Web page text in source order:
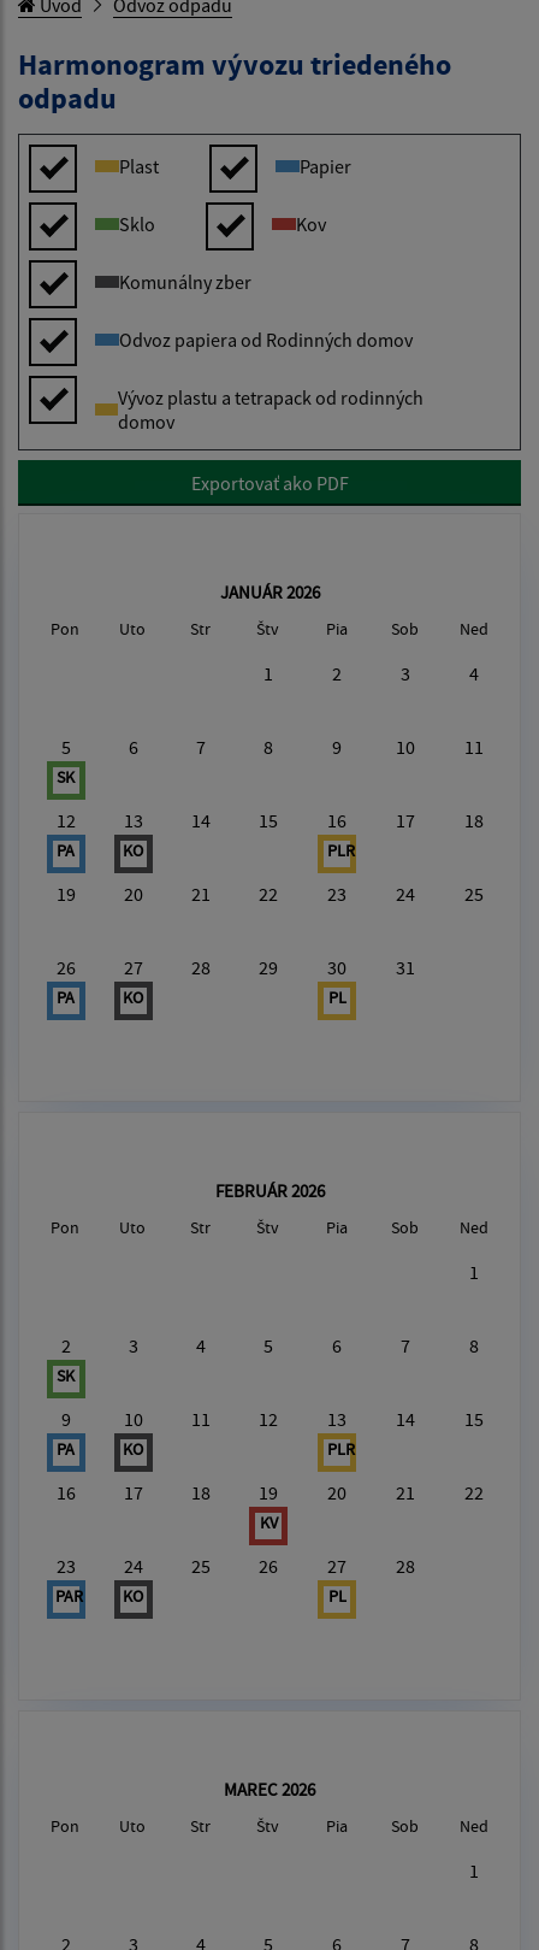
Harmonogram vývozu triedeného
odpadu
Plast Papier
Sklo Kov
Komunálny zber
Odvoz papiera od Rodinných domov
Vývoz plastu a tetrapack od rodinných
domov
Exportovať ako PDF
JANUÁR 2026
Pon Uto Str Štv Pia Sob Ned
1 2 3 4
5
SK
6 7 8 9 10 11
12
PA
13
KO
14 15 16
PLR
17 18
19 20 21 22 23 24 25
26
PA
27
KO
28 29 30
PL
31
FEBRUÁR 2026
Pon Uto Str Štv Pia Sob Ned
1
2
SK
3 4 5 6 7 8
9
PA
10
KO
11 12 13
PLR
14 15
16 17 18 19
KV
20 21 22
23
PAR
24
KO
25 26 27
PL
28
MAREC 2026
Pon Uto Str Štv Pia Sob Ned
1
2 3 4 5 6 7 8